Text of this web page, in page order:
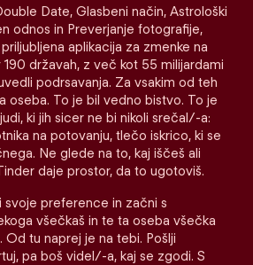
Date, Glasbeni način, Astrološki
odnos in Preverjanje fotografije,
aplikacija za zmenke na
državah, z več kot 55 milijardami
podrsavanja. Za vsakim od teh
oseba. To je bil vedno bistvo. To je
ki jih sicer ne bi nikoli srečal/-a:
na potovanju, tlečo iskrico, ki se
Ne glede na to, kaj iščeš ali
daje prostor, da to ugotoviš.
svoje preference in začni s
všečkaš in te ta oseba všečka
Od tu naprej je na tebi. Pošlji
pa boš videl/-a, kaj se zgodi. S